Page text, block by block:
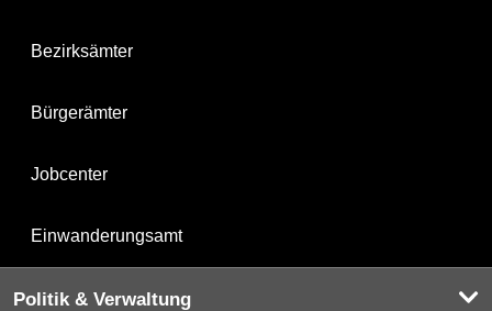
Bezirksämter
Bürgerämter
Jobcenter
Einwanderungsamt
Politik & Verwaltung